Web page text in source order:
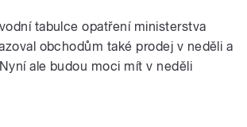
tabulce opatření ministerstva
obchodům také prodej v neděli a
ale budou moci mít v neděli